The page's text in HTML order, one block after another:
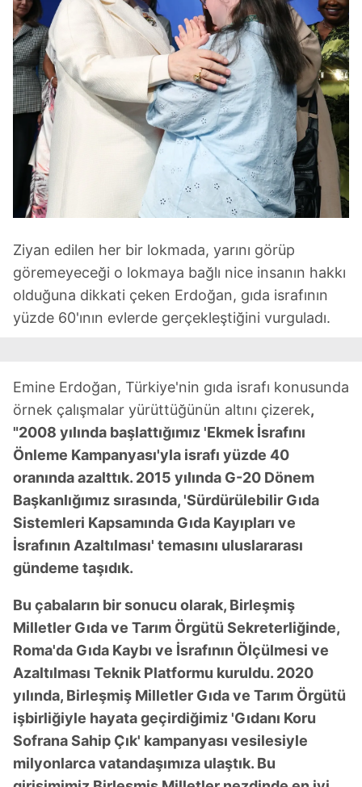
Ziyan edilen her bir lokmada, yarını görüp
göremeyeceği o lokmaya bağlı nice insanın hakkı
olduğuna dikkati çeken Erdoğan, gıda israfının
yüzde 60'ının evlerde gerçekleştiğini vurguladı.
Emine Erdoğan, Türkiye'nin gıda israfı konusunda
örnek çalışmalar yürüttüğünün altını çizerek,
"2008 yılında başlattığımız 'Ekmek İsrafını
Önleme Kampanyası'yla israfı yüzde 40
oranında azalttık. 2015 yılında G-20 Dönem
Başkanlığımız sırasında, 'Sürdürülebilir Gıda
Sistemleri Kapsamında Gıda Kayıpları ve
İsrafının Azaltılması' temasını uluslararası
gündeme taşıdık.
Bu çabaların bir sonucu olarak, Birleşmiş
Milletler Gıda ve Tarım Örgütü Sekreterliğinde,
Roma'da Gıda Kaybı ve İsrafının Ölçülmesi ve
Azaltılması Teknik Platformu kuruldu. 2020
yılında, Birleşmiş Milletler Gıda ve Tarım Örgütü
işbirliğiyle hayata geçirdiğimiz 'Gıdanı Koru
Sofrana Sahip Çık' kampanyası vesilesiyle
milyonlarca vatandaşımıza ulaştık. Bu